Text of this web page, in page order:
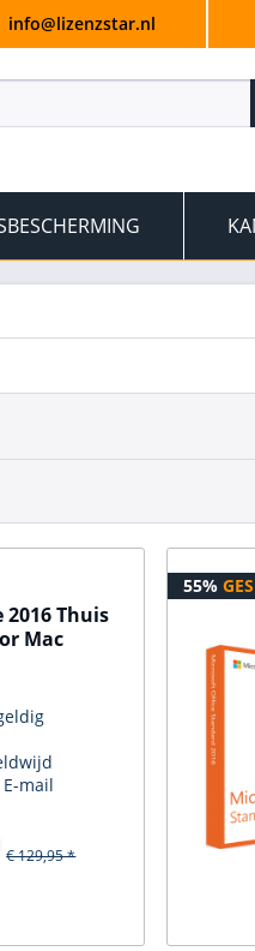
info@lizenzstar.nl
Thuis
Mac
E-mail
€ 129,95 *
55%